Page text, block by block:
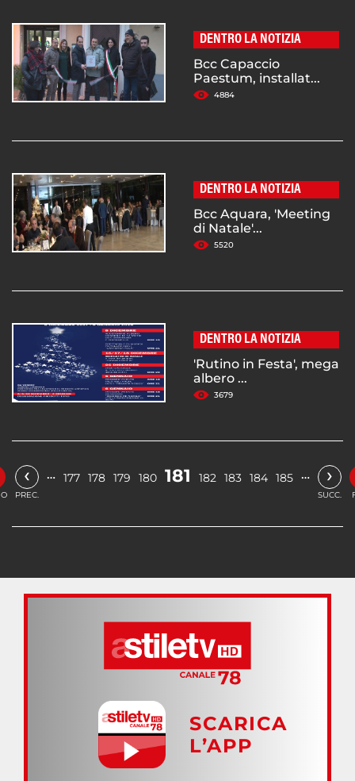
DENTRO LA NOTIZIA
Bcc Capaccio
Paestum, installat...
4884
DENTRO LA NOTIZIA
Bcc Aquara, 'Meeting
di Natale'...
5520
DENTRO LA NOTIZIA
'Rutino in Festa', mega
albero ...
3679
‹
PREC.
… 177 178 179 180 181 182 183 184 185 … ›
SUCC.
SCARICA
L’APP